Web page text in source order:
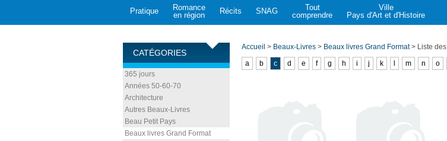
Pratique
Romance
en région
Récits SNAG
Tout
comprendre
Ville
Pays d'Art et d'Histoire
CATÉGORIES
365 jours
Années 50-60-70
Architecture
Autres Beaux-Livres
Beau Petit Pays
Beaux livres Grand Format
Accueil > Beaux-Livres > Beaux livres Grand Format > Liste
a
b c d e f g h i j k m n o